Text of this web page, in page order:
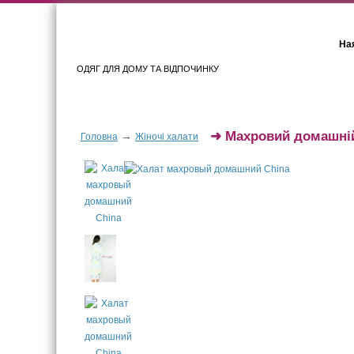
ОДЯГ ДЛЯ ДОМУ ТА ВІДПОЧИНКУ
Головна → Жіночі халати ➜ Махровий